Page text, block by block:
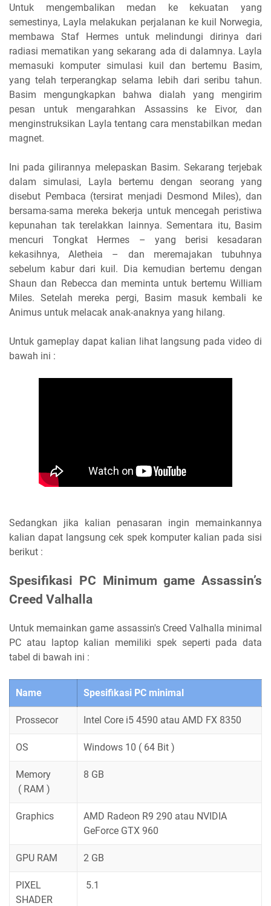
Untuk mengembalikan medan ke kekuatan yang
semestinya, Layla melakukan perjalanan ke kuil Norwegia,
membawa Staf Hermes untuk melindungi dirinya dari
radiasi mematikan yang sekarang ada di dalamnya. Layla
memasuki komputer simulasi kuil dan bertemu Basim,
yang telah terperangkap selama lebih dari seribu tahun.
Basim mengungkapkan bahwa dialah yang mengirim
pesan untuk mengarahkan Assassins ke Eivor, dan
menginstruksikan Layla tentang cara menstabilkan medan
magnet.
Ini pada gilirannya melepaskan Basim. Sekarang terjebak
dalam simulasi, Layla bertemu dengan seorang yang
disebut Pembaca (tersirat menjadi Desmond Miles), dan
bersama-sama mereka bekerja untuk mencegah peristiwa
kepunahan tak terelakkan lainnya. Sementara itu, Basim
mencuri Tongkat Hermes – yang berisi kesadaran
kekasihnya, Aletheia – dan meremajakan tubuhnya
sebelum kabur dari kuil. Dia kemudian bertemu dengan
Shaun dan Rebecca dan meminta untuk bertemu William
Miles. Setelah mereka pergi, Basim masuk kembali ke
Animus untuk melacak anak-anaknya yang hilang.
Untuk gameplay dapat kalian lihat langsung pada video di
bawah ini :
Sedangkan jika kalian penasaran ingin memainkannya
kalian dapat langsung cek spek komputer kalian pada sisi
berikut :
Spesifikasi PC Minimum game Assassin’s
Creed Valhalla
Untuk memainkan game assassin's Creed Valhalla minimal
PC atau laptop kalian memiliki spek seperti pada data
tabel di bawah ini :
Name Spesifikasi PC minimal
Prossecor Intel Core i5 4590 atau AMD FX 8350
OS Windows 10 ( 64 Bit )
Memory
( RAM )
8 GB
Graphics
AMD Radeon R9 290 atau NVIDIA
GeForce GTX 960
GPU RAM 2 GB
PIXEL
SHADER
5.1